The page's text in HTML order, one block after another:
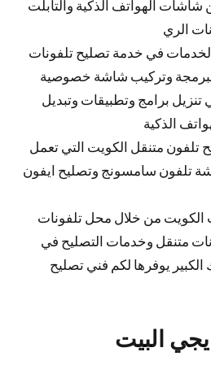
شاشات الهواتف الذكية والتابلت
الري
في خدمة تصليح تلفونات
وتركيب شاشة خصوصية
تنزيل برامج وتطبيقات وتبديل
الذكية
تلفون متنقل الكويت التي تعمل
تلفون سامسونج وتصليح ايفون
الكويت من خلال محل تلفونات
متنقل وخدمات التصليح في
يوفرها لكم فني تصليح
البيت